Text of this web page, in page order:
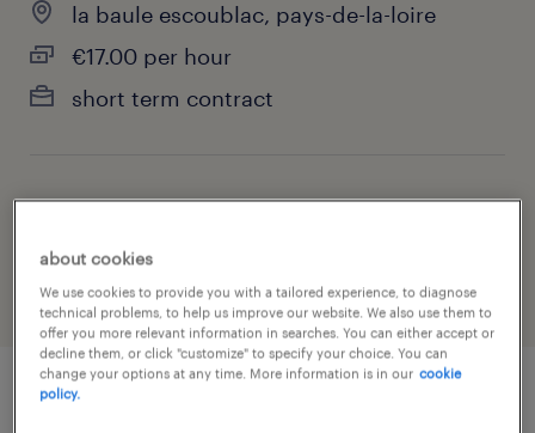
la baule escoublac, pays-de-la-loire
€17.00 per hour
short term contract
job category
health & social care, practitioner & technician
about cookies
We use cookies to provide you with a tailored experience, to diagnose
technical problems, to help us improve our website. We also use them to
offer you more relevant information in searches. You can either accept or
decline them, or click "customize" to specify your choice. You can
change your options at any time. More information is in our cookie
policy.